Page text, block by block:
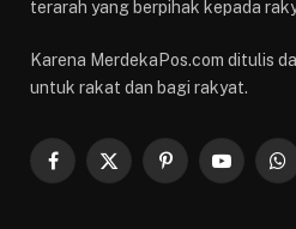
terarah yang berpihak kepada
Karena MerdekaPos.com ditulis
untuk rakat dan bagi rakyat.
Facebook
X
PinterestYouTube